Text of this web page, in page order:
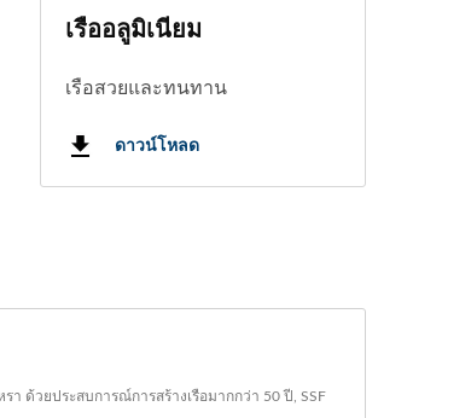
เรืออลูมิเนียม
เรือสวยและทนทาน
ดาวน์โหลด
า ด้วยประสบการณ์การสร้างเรือมากกว่า 50 ปี, SSF